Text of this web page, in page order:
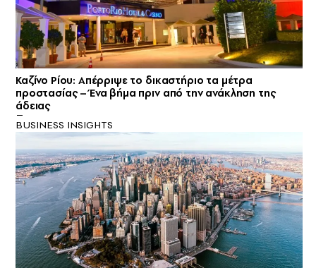
Καζίνο Ρίου: Απέρριψε το δικαστήριο τα μέτρα
προστασίας – Ένα βήμα πριν από την ανάκληση της
άδειας
BUSINESS INSIGHTS